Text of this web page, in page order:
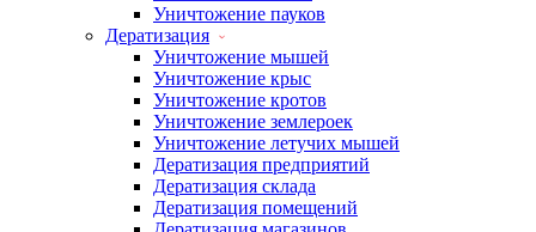
Уничтожение пауков
Дератизация
Уничтожение мышей
Уничтожение крыс
Уничтожение кротов
Уничтожение землероек
Уничтожение летучих мышей
Дератизация предприятий
Дератизация склада
Дератизация помещений